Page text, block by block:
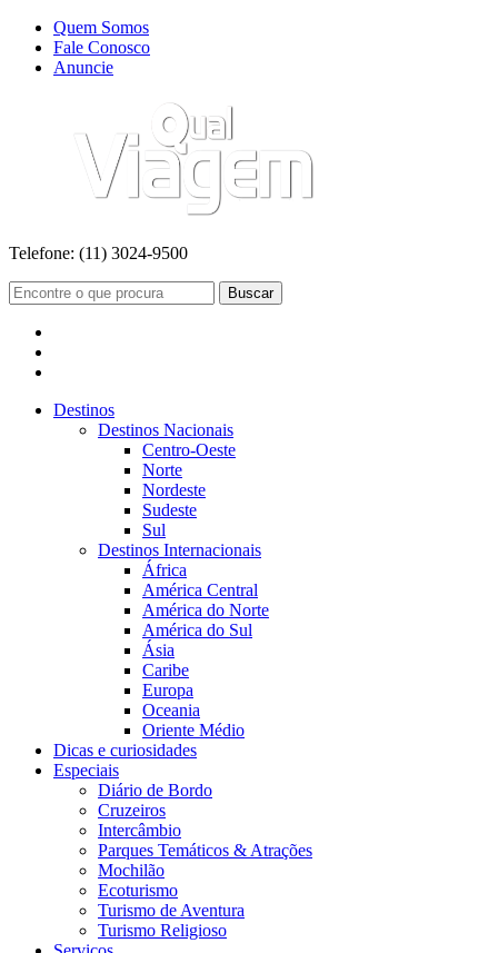
Quem Somos
Fale Conosco
Anuncie
Telefone: (11) 3024-9500
Buscar
Destinos
Destinos Nacionais
Centro-Oeste
Norte
Nordeste
Sudeste
Sul
Destinos Internacionais
África
América Central
América do Norte
América do Sul
Ásia
Caribe
Europa
Oceania
Oriente Médio
Dicas e curiosidades
Especiais
Diário de Bordo
Cruzeiros
Intercâmbio
Parques Temáticos & Atrações
Mochilão
Ecoturismo
Turismo de Aventura
Turismo Religioso